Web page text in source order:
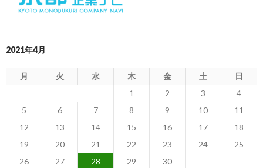
2021年4月
月 火 水 木 金 土
日
1
2 3
4
5
6 7 8 9 10
11
12
13 14 15 16 17
18
19
20 21 22 23 24
25
26
27 28 29
30